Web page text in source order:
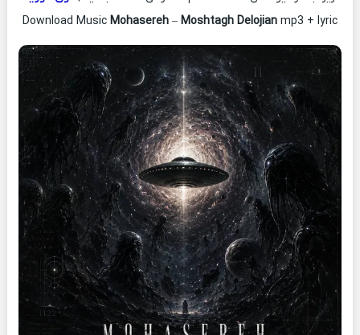
Download Music Mohasereh – Moshtagh Delojian mp3 + lyric